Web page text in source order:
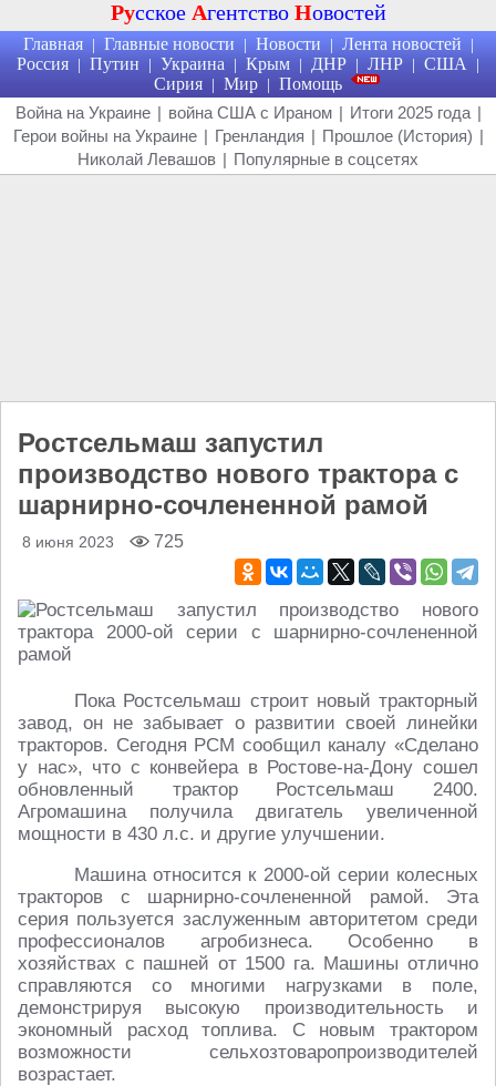
Русское Агентство Новостей
Главная | Главные новости | Новости | Лента новостей |
Россия | Путин | Украина | Крым | ДНР | ЛНР | США |
Сирия | Мир | Помощь
Война на Украине | война США с Ираном | Итоги 2025 года |
Герои войны на Украине | Гренландия | Прошлое (История) |
Николай Левашов | Популярные в соцсетях
Ростсельмаш запустил
производство нового трактора с
шарнирно-сочлененной рамой
8 июня 2023 725
Пока Ростсельмаш строит новый тракторный
завод, он не забывает о развитии своей линейки
тракторов. Сегодня РСМ сообщил каналу «Сделано
у нас», что с конвейера в Ростове-на-Дону сошел
обновленный трактор Ростсельмаш 2400.
Агромашина получила двигатель увеличенной
мощности в 430 л.с. и другие улучшении.
Машина относится к 2000-ой серии колесных
тракторов с шарнирно-сочлененной рамой. Эта
серия пользуется заслуженным авторитетом среди
профессионалов агробизнеса. Особенно в
хозяйствах с пашней от 1500 га. Машины отлично
справляются со многими нагрузками в поле,
демонстрируя высокую производительность и
экономный расход топлива. С новым трактором
возможности сельхозтоваропроизводителей
возрастает.